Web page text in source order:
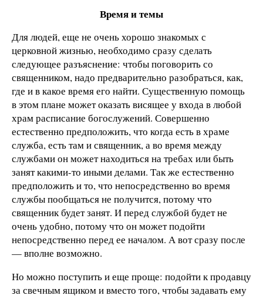
Время и темы
Для людей, еще не очень хорошо знакомых с
церковной жизнью, необходимо сразу сделать
следующее разъяснение: чтобы поговорить со
священником, надо предварительно разобраться, как,
где и в какое время его найти. Существенную помощь
в этом плане может оказать висящее у входа в любой
храм расписание богослужений. Совершенно
естественно предположить, что когда есть в храме
служба, есть там и священник, а во время между
службами он может находиться на требах или быть
занят какими-то иными делами. Так же естественно
предположить и то, что непосредственно во время
службы пообщаться не получится, потому что
священник будет занят. И перед службой будет не
очень удобно, потому что он может подойти
непосредственно перед ее началом. А вот сразу после
— вполне возможно.
Но можно поступить и еще проще: подойти к продавцу
за свечным ящиком и вместо того, чтобы задавать ему